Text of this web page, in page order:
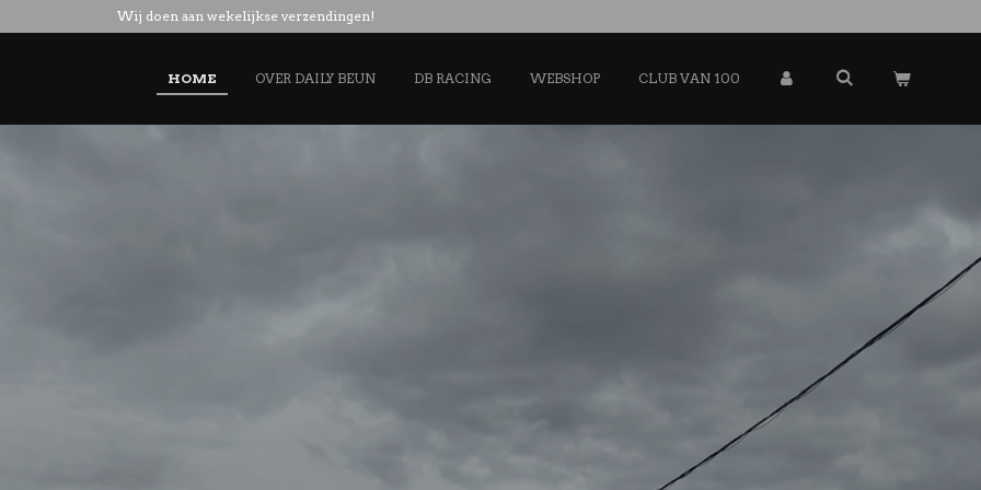
Wij doen aan wekelijkse verzendingen!
HOME OVER DAILY BEUN DB RACING WEBSHOP CLUB VAN 100